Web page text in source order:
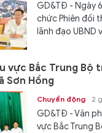
GD&TĐ - Ngày
chức Phiên đối
lãnh đạo UBND
vực Bắc Trung Bộ
Sơn Hồng
Chuyển động 2
GD&TĐ - Văn
vực Bắc Trung